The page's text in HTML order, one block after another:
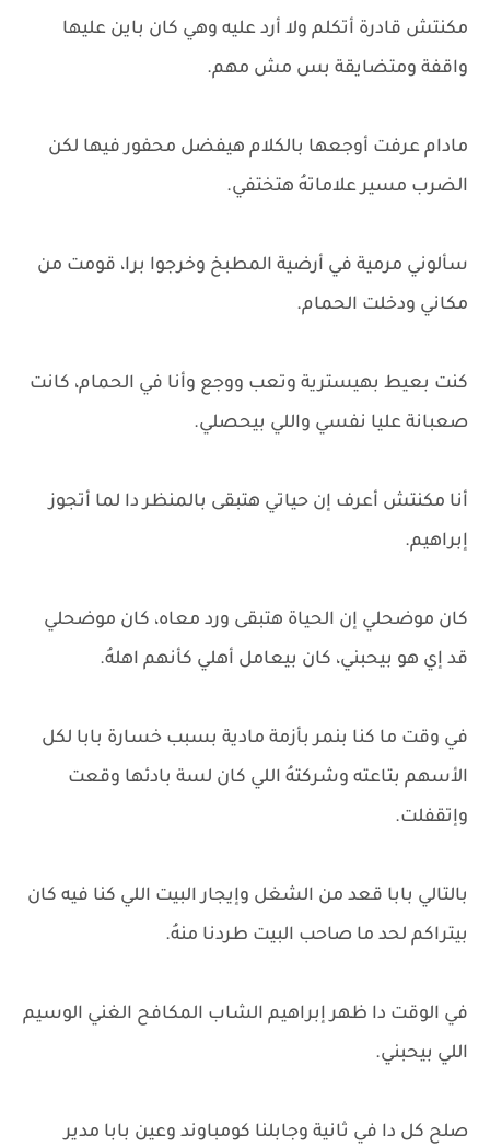
مكنتش قادرة أتكلم ولا أرد عليه وهي كان باين عليها
واقفة ومتضايقة بس مش مهم.
مادام عرفت أوجعها بالكلام هيفضل محفور فيها لكن
الضرب مسير علاماتهُ هتختفي.
سألوني مرمية في أرضية المطبخ وخرجوا برا، قومت من
مكاني ودخلت الحمام.
كنت بعيط بهيسترية وتعب ووجع وأنا في الحمام، كانت
صعبانة عليا نفسي واللي بيحصلي.
أنا مكنتش أعرف إن حياتي هتبقى بالمنظر دا لما أتجوز
إبراهيم.
كان موضحلي إن الحياة هتبقى ورد معاه، كان موضحلي
قد إي هو بيحبني، كان بيعامل أهلي كأنهم اهلهُ.
في وقت ما كنا بنمر بأزمة مادية بسبب خسارة بابا لكل
الأسهم بتاعته وشركتهُ اللي كان لسة بادئها وقعت
وإتقفلت.
بالتالي بابا قعد من الشغل وإيجار البيت اللي كنا فيه كان
بيتراكم لحد ما صاحب البيت طردنا منهُ.
في الوقت دا ظهر إبراهيم الشاب المكافح الغني الوسيم
اللي بيحبني.
صلح كل دا في ثانية وجابلنا كومباوند وعين بابا مدير